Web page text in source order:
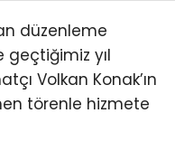
düzenleme
geçtiğimiz yıl
Volkan Konak’ın
törenle hizmete